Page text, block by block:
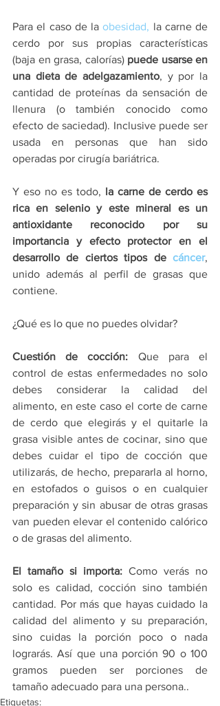
Para el caso de la obesidad, la carne de
cerdo por sus propias características
(baja en grasa, calorías) puede usarse en
una dieta de adelgazamiento, y por la
cantidad de proteínas da sensación de
llenura (o también conocido como
efecto de saciedad). Inclusive puede ser
usada en personas que han sido
operadas por cirugía bariátrica.
Y eso no es todo, la carne de cerdo es
rica en selenio y este mineral es un
antioxidante reconocido por su
importancia y efecto protector en el
desarrollo de ciertos tipos de cáncer,
unido además al perfil de grasas que
contiene.
¿Qué es lo que no puedes olvidar?
Cuestión de cocción: Que para el
control de estas enfermedades no solo
debes considerar la calidad del
alimento, en este caso el corte de carne
de cerdo que elegirás y el quitarle la
grasa visible antes de cocinar, sino que
debes cuidar el tipo de cocción que
utilizarás, de hecho, prepararla al horno,
en estofados o guisos o en cualquier
preparación y sin abusar de otras grasas
van pueden elevar el contenido calórico
o de grasas del alimento.
El tamaño si importa: Como verás no
solo es calidad, cocción sino también
cantidad. Por más que hayas cuidado la
calidad del alimento y su preparación,
sino cuidas la porción poco o nada
lograrás. Así que una porción 90 o 100
gramos pueden ser porciones de
tamaño adecuado para una persona..
Etiquetas: